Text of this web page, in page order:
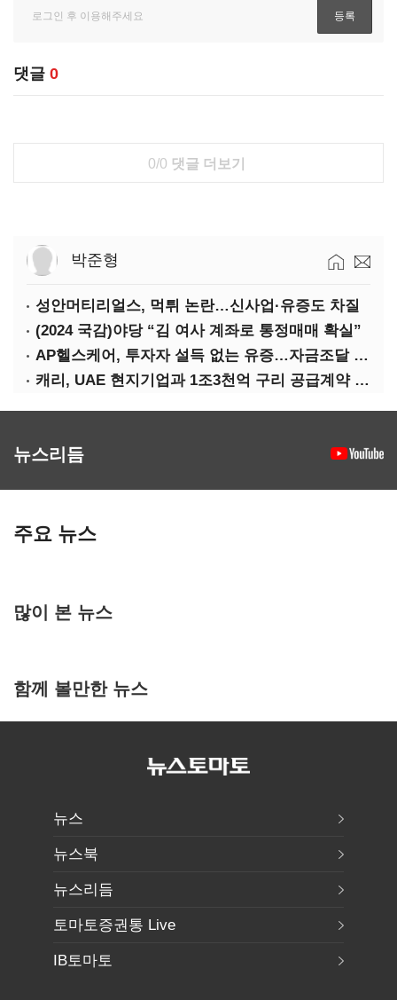
댓글 0
0/0 댓글 더보기
박준형
성안머티리얼스, 먹튀 논란…신사업·유증도 차질
(2024 국감)야당 “김 여사 계좌로 통정매매 확실”
AP헬스케어, 투자자 설득 없는 유증…자금조달 ‘빨간불’
캐리, UAE 현지기업과 1조3천억 구리 공급계약 체결
뉴스리듬
주요 뉴스
많이 본 뉴스
함께 볼만한 뉴스
뉴스
뉴스북
뉴스리듬
토마토증권통 Live
IB토마토